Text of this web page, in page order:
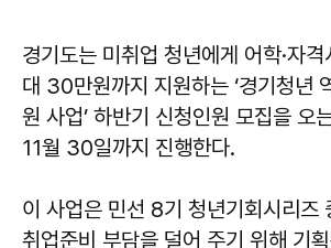
경기도는 미취업 청년에게 어학·자
대 30만원까지 지원하는 ‘경기청년
원 사업’ 하반기 신청인원 모집을 오
11월 30일까지 진행한다.
이 사업은 민선 8기 청년기회시리즈
취업준비 부담을 덜어 주기 위해 기